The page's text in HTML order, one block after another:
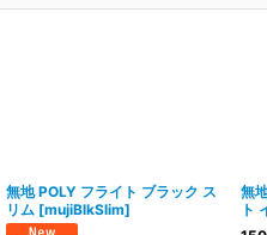
無地 POLY フライト ブラック ス
リム [mujiBlkSlim]
無
ト